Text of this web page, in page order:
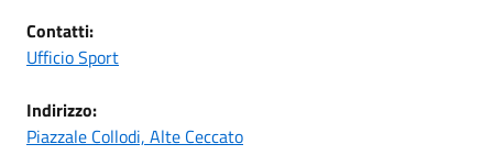
Contatti:
Ufficio Sport
Indirizzo:
Piazzale Collodi, Alte Ceccato